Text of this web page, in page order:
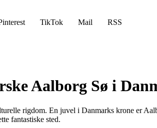
TikTok Mail RSS
Aalborg Sø i
rigdom. En juvel i Danmarks krone er
fantastiske sted.